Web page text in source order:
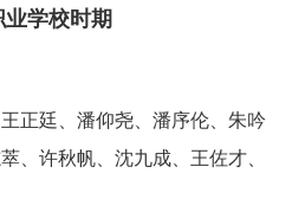
业学校时期
正廷、潘仰尧、潘序伦、朱吟
、许秋帆、沈九成、王佐才、